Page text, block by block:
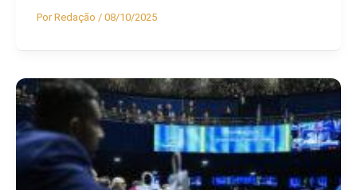
PorRedação / 08/10/2025